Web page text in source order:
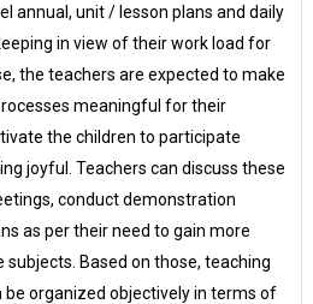
annual, unit / lesson plans and daily
in view of their work load for
the teachers are expected to make
meaningful for their
the children to participate
joyful. Teachers can discuss these
conduct demonstration
as per their need to gain more
Based on those, teaching
be organized objectively in terms of